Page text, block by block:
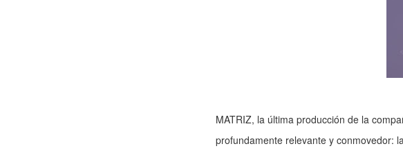
MATRIZ, la última producción de la
profundamente relevante y conmovedor: